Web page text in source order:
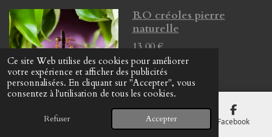
Ce site Web utilise des cookies pour améliorer
votre expérience et afficher des publicités
personnalisées. En cliquant sur "Accepter", vous
consentez à l'utilisation de tous les cookies.
Refuser Accepter
B.O créoles pierre
naturelle
13,00 €
Voir les détails
Ajouter au panier
E-mail Carte Facebook